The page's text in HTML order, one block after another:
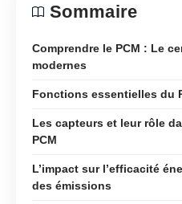
Sommaire
Comprendre le PCM : Le
modernes
Fonctions essentielles du
Les capteurs et leur rôle
PCM
L’impact sur l’efficacité
des émissions